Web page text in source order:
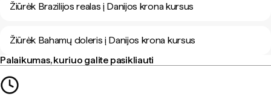
Žiūrėk Brazilijos realas į Danijos krona kursus
Žiūrėk Bahamų doleris į Danijos krona kursus
Palaikumas, kuriuo galite pasikliauti